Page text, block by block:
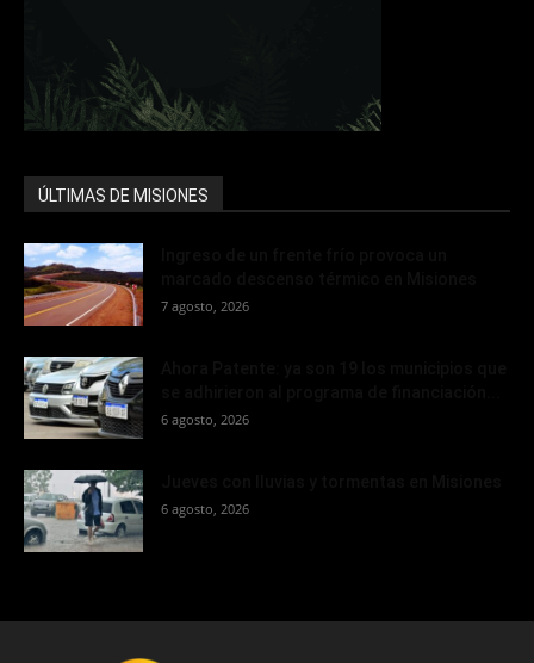
ÚLTIMAS DE MISIONES
7 agosto, 2026
6 agosto, 2026
6 agosto, 2026